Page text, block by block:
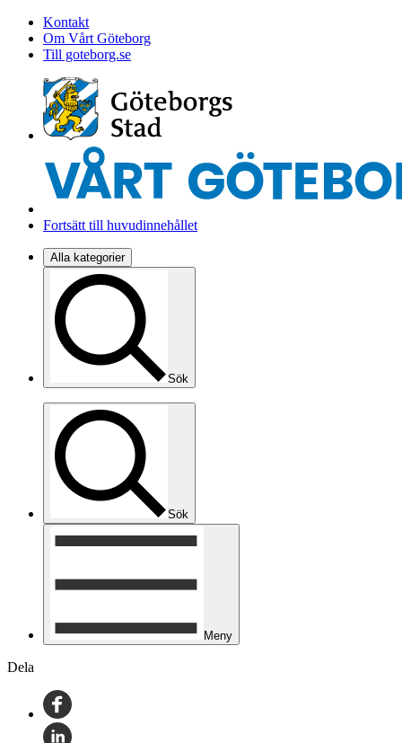
Kontakt
Om Vårt Göteborg
Till goteborg.se
Fortsätt till huvudinnehållet
Alla kategorier
Sök
Sök
Meny
Dela